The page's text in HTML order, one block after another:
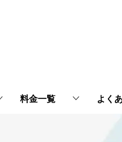
料金一覧 よく